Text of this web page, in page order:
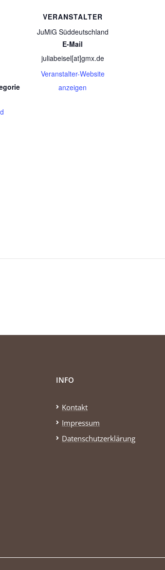
VERANSTALTER
JuMiG Süddeutschland
E-Mail
juliabeisel[at]gmx.de
Veranstalter-Website
anzeigen
INFO
Kontakt
Impressum
Datenschutzerklärung